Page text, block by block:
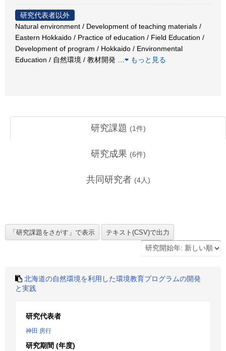
研究代表者以外
Natural environment / Development of teaching materials /
Eastern Hokkaido / Practice of education / Field Education /
Development of program / Hokkaido / Environmental
Education / 自然環境 / 教材開発
もっと見る
研究課題 (1件)
研究成果 (6件)
共同研究者 (4人)
北海道の自然環境を利用した環境教育プログラムの開発
と実践
研究代表者
神田 房行
研究期間 (年度)